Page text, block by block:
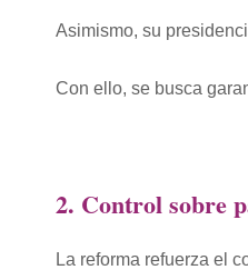
Asimismo, su
Con ello, se busca
2. Control sobre
La reforma refuerza el